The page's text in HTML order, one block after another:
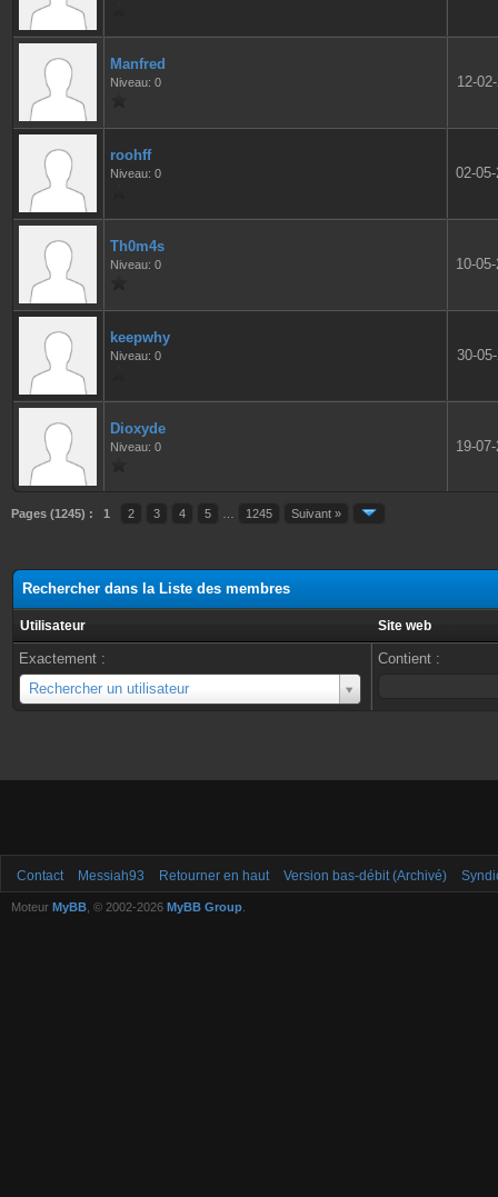
Manfred
Niveau: 0 12-
roohff
Niveau: 0 02-
Th0m4s
Niveau: 0 10-
keepwhy
Niveau: 0 30-
Dioxyde
Niveau: 0 19-
Pages (1245) : 1 2 3 4 5 1245 Suivant »
Rechercher dans la Liste des membres
Utilisateur Site web
Exactement :
Rechercher un utilisateur
Utilisateur
Contient :
Contact Messiah93 Retourner en haut Version bas-débit (Archivé)
Moteur MyBB , © 2002-2026 MyBB Group